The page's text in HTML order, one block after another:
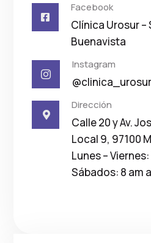

Facebook
Clínica Urosur –
Buenavista

Instagram

Dirección
Calle 20 y Av.
Local 9, 97100
Lunes –
Sábados: 8 am